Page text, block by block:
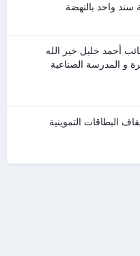
واحد بالنهضة
أحمد خليل خير الله
و المدرسة الصناعية
البطاقات التموينية